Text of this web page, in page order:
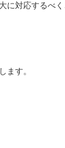
に対応するべ
ます。